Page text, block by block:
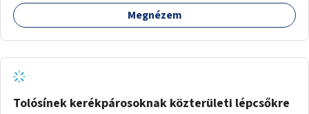
Megnézem
Tolósínek kerékpárosoknak közterületi lépcsőkre